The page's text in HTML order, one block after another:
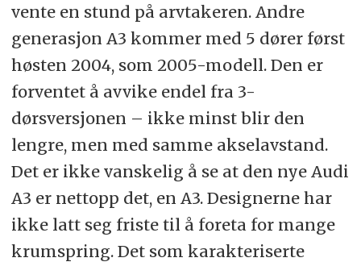
vente en stund på arvtakeren. Andre
generasjon A3 kommer med 5 dører først
høsten 2004, som 2005-modell. Den er
forventet å avvike endel fra 3-
dørsversjonen – ikke minst blir den
lengre, men med samme akselavstand.
Det er ikke vanskelig å se at den nye Audi
A3 er nettopp det, en A3. Designerne har
ikke latt seg friste til å foreta for mange
krumspring. Det som karakteriserte